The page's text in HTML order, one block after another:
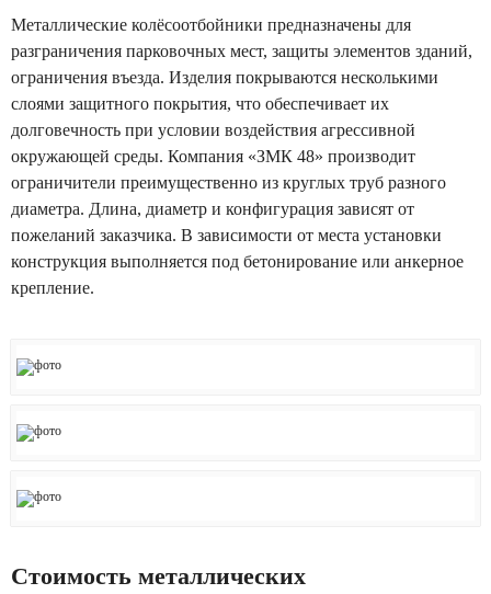
Резервуары
Колесоотбойники
Лестницы и площадки
Вальцовка металла
Гибка металла
Распиловка металла
Лазерная резка металла
Проектирование металлоконструкций
Металлические колёсоотбойники предназначены для
разграничения парковочных мест, защиты элементов зданий,
ограничения въезда. Изделия покрываются несколькими
слоями защитного покрытия, что обеспечивает их
долговечность при условии воздействия агрессивной
окружающей среды. Компания «ЗМК 48» производит
ограничители преимущественно из круглых труб разного
диаметра. Длина, диаметр и конфигурация зависят от
пожеланий заказчика. В зависимости от места установки
конструкция выполняется под бетонирование или анкерное
крепление.
Стоимость металлических